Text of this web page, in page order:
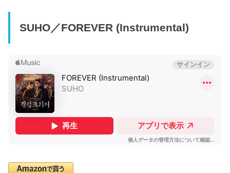
SUHO／FOREVER (Instrumental)